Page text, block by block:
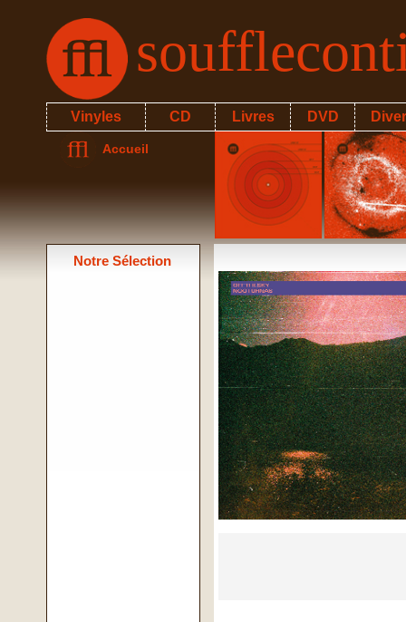
Vinyles CD Livres DVD
Accueil
Notre Sélection